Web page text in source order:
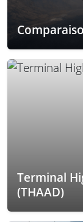
Terminal
(THAAD)